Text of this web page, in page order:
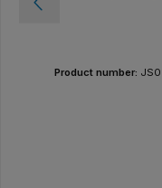
Product number: